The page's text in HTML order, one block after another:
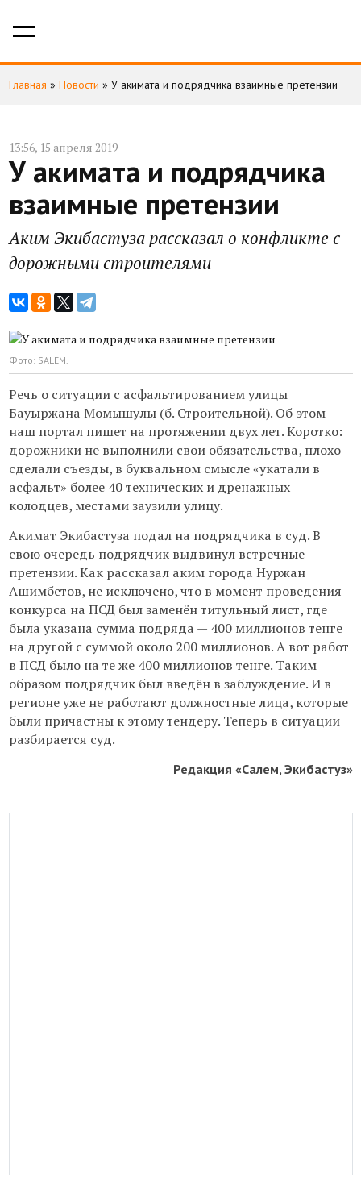
Главная » Новости » У акимата и подрядчика взаимные претензии
13:56, 15 апреля 2019
У акимата и подрядчика
взаимные претензии
Аким Экибастуза рассказал о конфликте с
дорожными строителями
Фото: SALEM.
Речь о ситуации с асфальтированием улицы
Бауыржана Момышулы (б. Строительной). Об этом
наш портал пишет на протяжении двух лет. Коротко:
дорожники не выполнили свои обязательства, плохо
сделали съезды, в буквальном смысле «укатали в
асфальт» более 40 технических и дренажных
колодцев, местами заузили улицу.
Акимат Экибастуза подал на подрядчика в суд. В
свою очередь подрядчик выдвинул встречные
претензии. Как рассказал аким города Нуржан
Ашимбетов, не исключено, что в момент проведения
конкурса на ПСД был заменён титульный лист, где
была указана сумма подряда — 400 миллионов тенге
на другой с суммой около 200 миллионов. А вот работ
в ПСД было на те же 400 миллионов тенге. Таким
образом подрядчик был введён в заблуждение. И в
регионе уже не работают должностные лица, которые
были причастны к этому тендеру. Теперь в ситуации
разбирается суд.
Редакция «Салем, Экибастуз»